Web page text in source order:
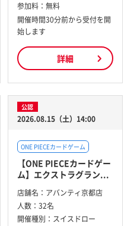
参加料： 無料
開催時間30分前から受付を開
始します
詳細
公認
2026.08.15（土）14:00
ONE PIECEカードゲーム
【ONE PIECEカードゲー
ム】エクストラグラン...
店舗名： アバンティ京都店
人数： 32名
開催種別： スイスドロー